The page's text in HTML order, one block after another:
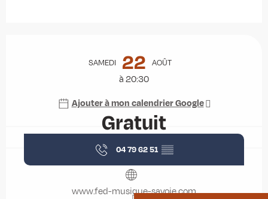
SAMEDI 22 AOÛT
à 20:30
Ajouter à mon calendrier Google
Gratuit
04 79 62 51 ▒▒
www.fed-musique-savoie.com